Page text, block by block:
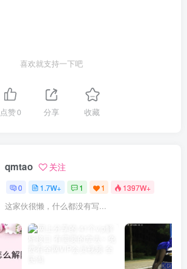
喜欢就支持一下吧
点赞0 分享 收藏
qmtao 关注
0 1.7W+ 1 1 1397W+
这家伙很懒，什么都没有写...